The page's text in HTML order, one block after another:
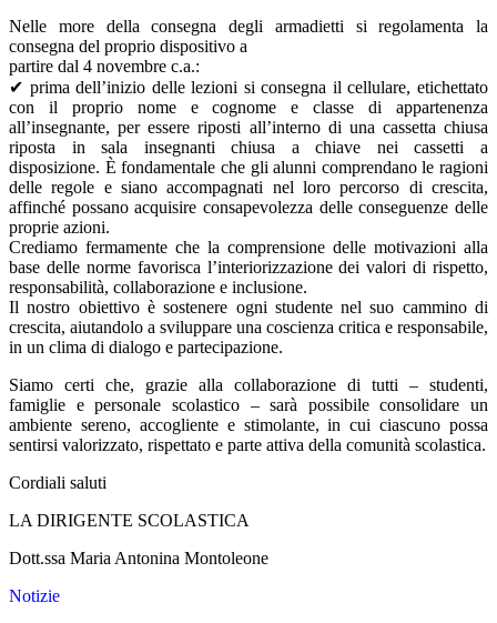
Nelle more della consegna degli armadietti si regolamenta la
consegna del proprio dispositivo a
partire dal 4 novembre c.a.:
✔ prima dell’inizio delle lezioni si consegna il cellulare, etichettato
con il proprio nome e cognome e classe di appartenenza
all’insegnante, per essere riposti all’interno di una cassetta chiusa
riposta in sala insegnanti chiusa a chiave nei cassetti a
disposizione. È fondamentale che gli alunni comprendano le ragioni
delle regole e siano accompagnati nel loro percorso di crescita,
affinché possano acquisire consapevolezza delle conseguenze delle
proprie azioni.
Crediamo fermamente che la comprensione delle motivazioni alla
base delle norme favorisca l’interiorizzazione dei valori di rispetto,
responsabilità, collaborazione e inclusione.
Il nostro obiettivo è sostenere ogni studente nel suo cammino di
crescita, aiutandolo a sviluppare una coscienza critica e responsabile,
in un clima di dialogo e partecipazione.
Siamo certi che, grazie alla collaborazione di tutti – studenti,
famiglie e personale scolastico – sarà possibile consolidare un
ambiente sereno, accogliente e stimolante, in cui ciascuno possa
sentirsi valorizzato, rispettato e parte attiva della comunità scolastica.
Cordiali saluti
LA DIRIGENTE SCOLASTICA
Dott.ssa Maria Antonina Montoleone
Notizie